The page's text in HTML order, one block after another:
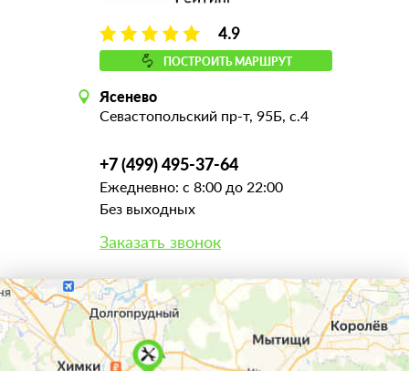
4.9
ПОСТРОИТЬ МАРШРУТ
Ясенево
Севастопольский пр-т, 95Б, с.4
+7 (499) 495-37-64
Ежедневно: с 8:00 до 22:00
Без выходных
Заказать звонок